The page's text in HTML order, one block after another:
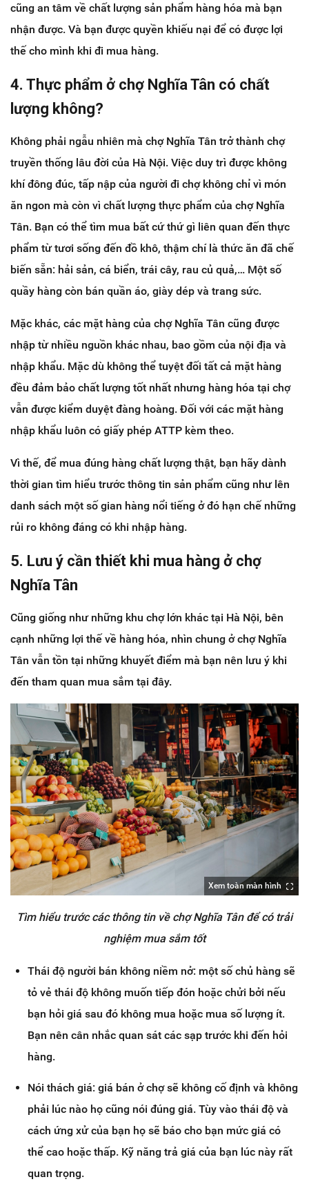
cũng an tâm về chất lượng sản phẩm hàng hóa mà bạn
nhận được. Và bạn được quyền khiếu nại để có được lợi
thế cho mình khi đi mua hàng.
4. Thực phẩm ở chợ Nghĩa Tân có chất
lượng không?
Không phải ngẫu nhiên mà chợ Nghĩa Tân trở thành chợ
truyền thống lâu đời của Hà Nội. Việc duy trì được không
khí đông đúc, tấp nập của người đi chợ không chỉ vì món
ăn ngon mà còn vì chất lượng thực phẩm của chợ Nghĩa
Tân. Bạn có thể tìm mua bất cứ thứ gì liên quan đến thực
phẩm từ tươi sống đến đồ khô, thậm chí là thức ăn đã chế
biến sẵn: hải sản, cá biển, trái cây, rau củ quả,… Một số
quầy hàng còn bán quần áo, giày dép và trang sức.
Mặc khác, các mặt hàng của chợ Nghĩa Tân cũng được
nhập từ nhiều nguồn khác nhau, bao gồm của nội địa và
nhập khẩu. Mặc dù không thể tuyệt đối tất cả mặt hàng
đều đảm bảo chất lượng tốt nhất nhưng hàng hóa tại chợ
vẫn được kiểm duyệt đàng hoàng. Đối với các mặt hàng
nhập khẩu luôn có giấy phép ATTP kèm theo.
Vì thế, để mua đúng hàng chất lượng thật, bạn hãy dành
thời gian tìm hiểu trước thông tin sản phẩm cũng như lên
danh sách một số gian hàng nổi tiếng ở đó hạn chế những
rủi ro không đáng có khi nhập hàng.
5. Lưu ý cần thiết khi mua hàng ở chợ
Nghĩa Tân
Cũng giống như những khu chợ lớn khác tại Hà Nội, bên
cạnh những lợi thế về hàng hóa, nhìn chung ở chợ Nghĩa
Tân vẫn tồn tại những khuyết điểm mà bạn nên lưu ý khi
đến tham quan mua sắm tại đây.
Xem toàn màn hình
Tìm hiểu trước các thông tin về chợ Nghĩa Tân để có trải
nghiệm mua sắm tốt
Thái độ người bán không niềm nở: một số chủ hàng sẽ
tỏ vẻ thái độ không muốn tiếp đón hoặc chửi bởi nếu
bạn hỏi giá sau đó không mua hoặc mua số lượng ít.
Bạn nên cân nhắc quan sát các sạp trước khi đến hỏi
hàng.
Nói thách giá: giá bán ở chợ sẽ không cố định và không
phải lúc nào họ cũng nói đúng giá. Tùy vào thái độ và
cách ứng xử của bạn họ sẽ báo cho bạn mức giá có
thể cao hoặc thấp. Kỹ năng trả giá của bạn lúc này rất
quan trọng.